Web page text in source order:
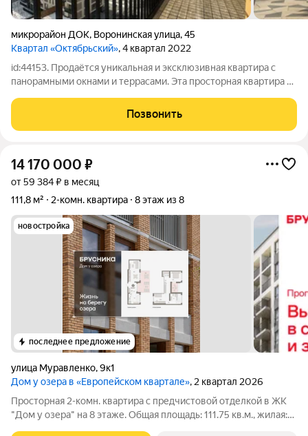
микрорайон ДОК, Воронинская улица,45
Квартал «Октябрьский», 4 квартал 2022
id:44153. Продаётся уникальная и эксклюзивная квартира с
панорамными окнами и террасами. Эта просторная квартира на
не только комфорт и функциональность, но и великолепные
виды. Панорамные окна
Позвонить
14 170 000 ₽
от 59 384 ₽ в месяц
111,8 м²
2-комн. квартира 8 этаж из 8
новостройка
последнее предложение
улица Муравленко,9к1
Дом у озера в «Европейском квартале», 2 квартал 2026
Просторная 2-комн. квартира с предчистовой отделкой в ЖК
"Дом у озера" на 8 этаже. Общая площадь: 111.75 кв.м., жилая: